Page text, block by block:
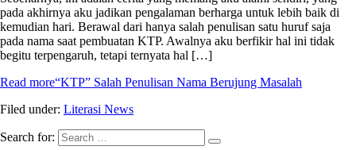
pada akhirnya aku jadikan pengalaman berharga untuk lebih baik di
kemudian hari. Berawal dari hanya salah penulisan satu huruf saja
pada nama saat pembuatan KTP. Awalnya aku berfikir hal ini tidak
begitu terpengaruh, tetapi ternyata hal […]
Read more“KTP” Salah Penulisan Nama Berujung Masalah
Filed under: Literasi News
Search for: